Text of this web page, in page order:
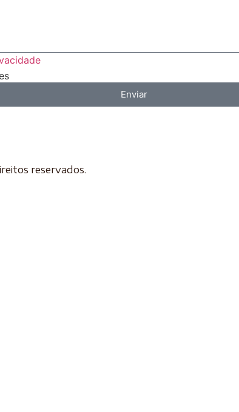
Enviar
reservados.